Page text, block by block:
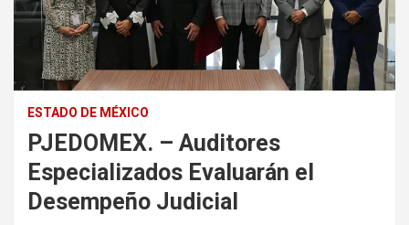
ESTADO DE MÉXICO
PJEDOMEX. – Auditores
Especializados Evaluarán el
Desempeño Judicial